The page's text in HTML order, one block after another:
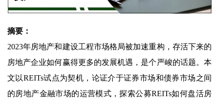
摘要：
2023年房地产和建设工程市场格局被加速重构，存活下来的
房地产企业如何赢得更多的发展机遇，是个严峻的话题。本
文以REITs试点为契机，论证介于证券市场和债券市场之间
的房地产金融市场的运营模式，探索公募REITs如何盘活房